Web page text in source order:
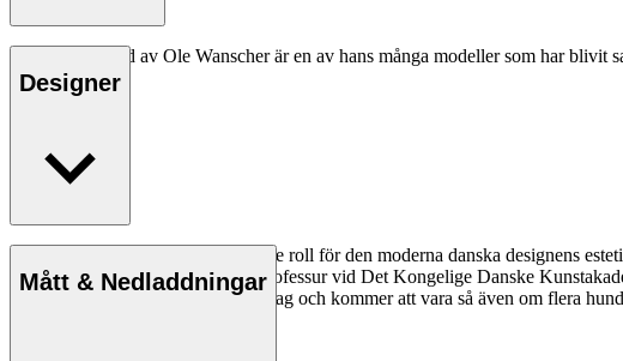
OW150 Daybed av Ole Wanscher är en av hans många modeller som har
miljö.
Designer
Ole Wanscher spelade en avgörande roll för den moderna danska designens
pedagog när han tog över Klints professur vid Det Kongelige Danske
Wanscher-stol är ett äventyr varje dag och kommer att vara så även om flera
Mått & Nedladdningar